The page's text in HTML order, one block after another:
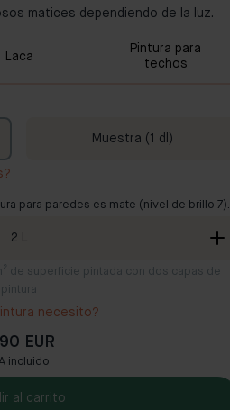
matices dependiendo de la luz.
Laca
Pintura para
techos
Muestra (1 dl)
para paredes es mate (nivel de brillo 7).
2 L
de superficie pintada con dos capas de
pintura
necesito?
EUR
incluido
al carrito